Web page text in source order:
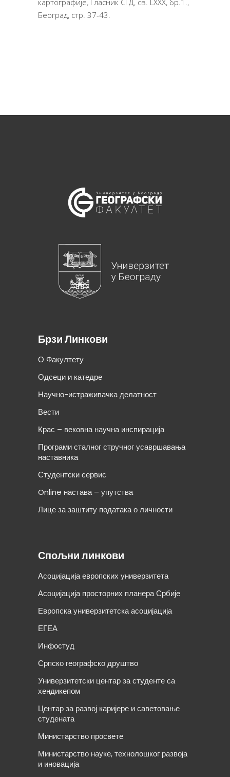
картографије, Гласник СГД, св. LXXX, бр.1.,
Београд, стр. 37-43.
Брзи Линкови
О Факултету
Одсеци и катедре
Научно-истраживачка делатност
Вести
Крас – вековна научна инспирација
Програми сталног стручног усавршавања
наставника
Студентски сервис
Online настава – упутства
Лице за заштиту података о личности
Спољни линкови
Асоцијација европских универзитета
Асоцијација просторних планера Србије
Европска универзитетска асоцијација
ЕГЕА
Инфостуд
Српско географско друштво
Универзитетски центар за студенте са
хендикепом
Центар за развој каријере и саветовање
студената
Министарство просвете
Министарство науке, технолошког развоја
и иновација